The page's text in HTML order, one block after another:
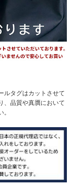
ルタグはカットさせて
、品質や真贋において